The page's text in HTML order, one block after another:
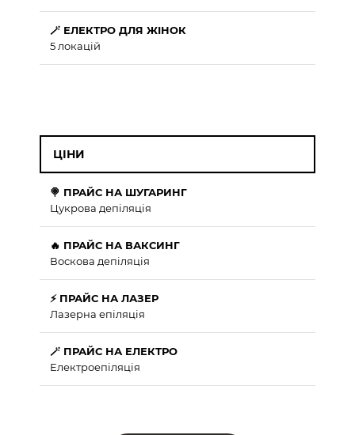
🪄 ЕЛЕКТРО ДЛЯ ЖІНОК
5 локацій
ЦІНИ
🍭 ПРАЙС НА ШУГАРИНГ
Цукрова депіляція
🔥 ПРАЙС НА ВАКСИНГ
Воскова депіляція
⚡ ПРАЙС НА ЛАЗЕР
Лазерна епіляція
🪄 ПРАЙС НА ЕЛЕКТРО
Електроепіляція